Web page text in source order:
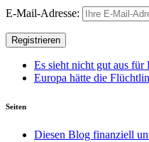
E-Mail-Adresse:
Es sieht nicht gut aus für
Europa hätte die
Seiten
Diesen Blog finanziell